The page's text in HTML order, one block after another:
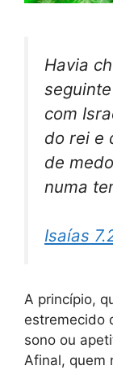
Havia
com
do rei e
de
numa
Isaías
A princípio,
estremecido
sono ou
Afinal, quem